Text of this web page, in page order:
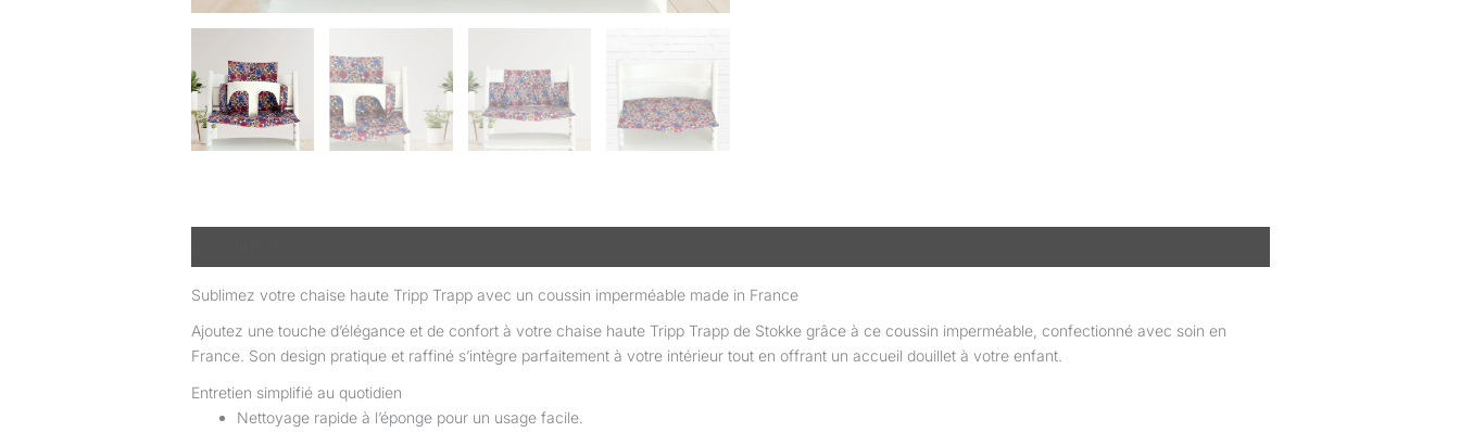
Sublimez votre chaise haute Tripp Trapp avec un coussin imperméable made in France
Ajoutez une touche d’élégance et de confort à votre chaise haute Tripp Trapp de Stokke grâce à ce coussin imperméable, confectionné avec soin en
France. Son design pratique et raffiné s’intègre parfaitement à votre intérieur tout en offrant un accueil douillet à votre enfant.
Entretien simplifié au quotidien
Nettoyage rapide à l’éponge pour un usage facile.